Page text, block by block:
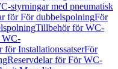
styrningar med pneumatisk
för För dubbelspolningFör
Tillbehör för WC-
WC-
för InstallationssatserFör
Reservdelar för För WC-